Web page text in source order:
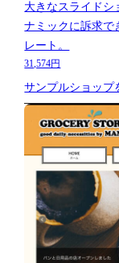
大きなスライドシ
ナミックに訴求で
レート。
31,574円
サンプルショップ